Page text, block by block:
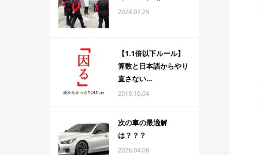
2024.07.25
【1.1倍以下ルール】
算数と日本語からやり
直さない...
2019.10.04
次の車の最適解
は？？？
2026.04.06